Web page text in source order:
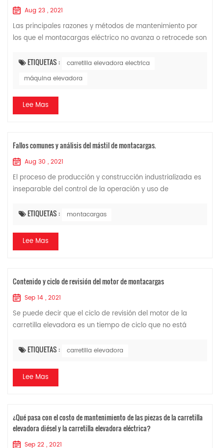
Aug 23 , 2021
Las principales razones y métodos de mantenimiento por
los que el montacargas eléctrico no avanza o retrocede son
útiles. 1. La batería del ...
ETIQUETAS :
carretilla elevadora electrica
máquina elevadora
Lee Mas
Fallos comunes y análisis del mástil de montacargas.
Aug 30 , 2021
El proceso de producción y construcción industrializada es
inseparable del control de la operación y uso de
costo y la seguridad y confiabili...
ETIQUETAS : montacargas
Lee Mas
Contenido y ciclo de revisión del motor de montacargas
Sep 14 , 2021
Se puede decir que el ciclo de revisión del motor de la
carretilla elevadora es un tiempo de ciclo que no está
montacargas o el administrador del equ...
ETIQUETAS : carretilla elevadora
Lee Mas
¿Qué pasa con el costo de mantenimiento de las piezas de la carretilla
elevadora diésel y la carretilla elevadora eléctrica?
Sep 22 , 2021